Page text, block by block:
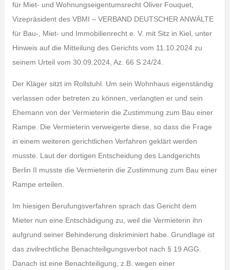
für Miet- und Wohnungseigentumsrecht Oliver Fouquet,
Vizepräsident des VBMI – VERBAND DEUTSCHER ANWÄLTE
für Bau-, Miet- und Immobilienrecht e. V. mit Sitz in Kiel, unter
Hinweis auf die Mitteilung des Gerichts vom 11.10.2024 zu
seinem Urteil vom 30.09.2024, Az. 66 S 24/24.
Der Kläger sitzt im Rollstuhl. Um sein Wohnhaus eigenständig
verlassen oder betreten zu können, verlangten er und sein
Ehemann von der Vermieterin die Zustimmung zum Bau einer
Rampe. Die Vermieterin verweigerte diese, so dass die Frage
in einem weiteren gerichtlichen Verfahren geklärt werden
musste. Laut der dortigen Entscheidung des Landgerichts
Berlin II musste die Vermieterin die Zustimmung zum Bau einer
Rampe erteilen.
Im hiesigen Berufungsverfahren sprach das Gericht dem
Mieter nun eine Entschädigung zu, weil die Vermieterin ihn
aufgrund seiner Behinderung diskriminiert habe. Grundlage ist
das zivilrechtliche Benachteiligungsverbot nach § 19 AGG.
Danach ist eine Benachteiligung, z.B. wegen einer